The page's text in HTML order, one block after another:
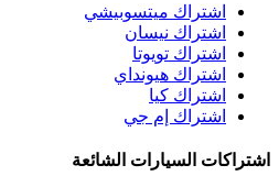
اشتراك ميتسوبيشي
اشتراك نيسان
اشتراك تويوتا
اشتراك هيونداي
اشتراك كيا
اشتراك إم جي
اشتراكات السيارات الشائعة